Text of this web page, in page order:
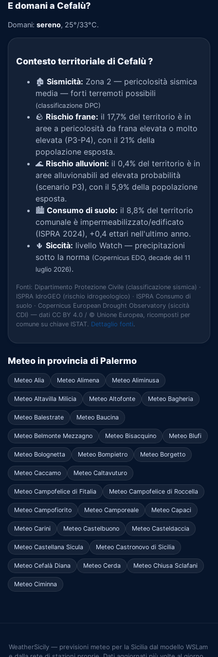
E domani a Cefalù?
Domani: sereno, 25°/33°C.
Contesto territoriale di Cefalù?
🏚️ Sismicità: Zona 2 — pericolosità sismica
media — forti terremoti possibili
(classificazione DPC)
🪨 Rischio frane: il 17,7% del territorio è in
aree a pericolosità da frana elevata o molto
elevata (P3-P4), con il 21% della
popolazione esposta.
🌊 Rischio alluvioni: il 0,4% del territorio è in
aree alluvionabili ad elevata probabilità
(scenario P3), con il 5,9% della popolazione
esposta.
🏙️ Consumo di suolo: il 8,8% del territorio
comunale è impermeabilizzato/edificato
(ISPRA 2024), +0,4 ettari nell'ultimo anno.
🌵 Siccità: livello Watch — precipitazioni
sotto la norma (Copernicus EDO, decade del 11
luglio 2026).
Fonti: Dipartimento Protezione Civile (classificazione sismica) ·
ISPRA IdroGEO (rischio idrogeologico) · ISPRA Consumo di
suolo · Copernicus European Drought Observatory (siccità
CDI) — dati CC BY 4.0 / © Unione Europea, ricomposti per
comune su chiave ISTAT. Dettaglio fonti.
Meteo in provincia di Palermo
Meteo Alia Meteo Alimena Meteo Aliminusa
Meteo Altavilla Milicia Meteo Altofonte Meteo Bagheria
Meteo Balestrate Meteo Baucina
Meteo Belmonte Mezzagno Meteo Bisacquino Meteo Blufi
Meteo Bolognetta Meteo Bompietro Meteo Borgetto
Meteo Caccamo Meteo Caltavuturo
Meteo Campofelice di Fitalia Meteo Campofelice di Roccella
Meteo Campofiorito Meteo Camporeale Meteo Capaci
Meteo Carini Meteo Castelbuono Meteo Casteldaccia
Meteo Castellana Sicula Meteo Castronovo di Sicilia
Meteo Cefalà Diana Meteo Cerda Meteo Chiusa Sclafani
Meteo Ciminna
WeatherSicily — previsioni meteo per la Sicilia dal modello WSLam